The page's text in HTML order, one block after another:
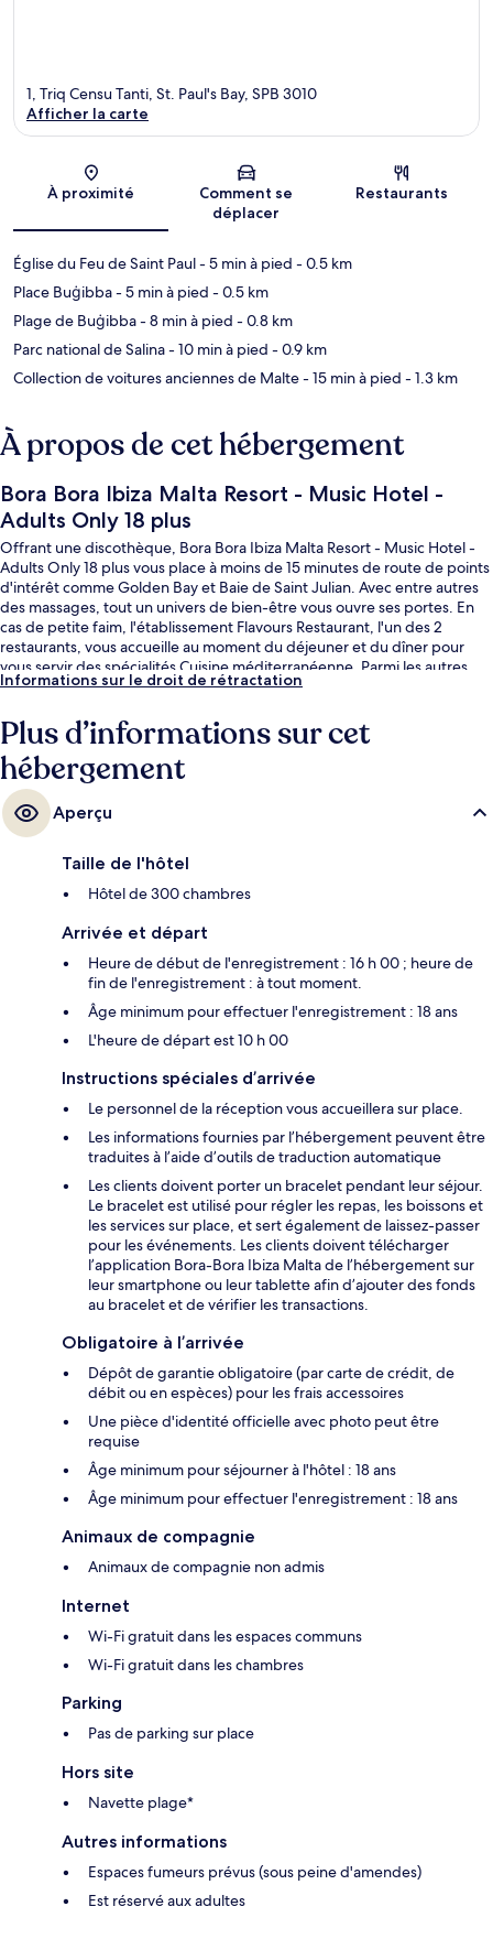
Carte
1, Triq Censu Tanti, St. Paul's Bay, SPB 3010
Afficher la carte
À proximité
Comment se
déplacer
Restaurants
Église du Feu de Saint Paul- 5 min à pied - 0.5 km
Place Buġibba- 5 min à pied - 0.5 km
Plage de Buġibba- 8 min à pied - 0.8 km
Parc national de Salina- 10 min à pied - 0.9 km
Collection de voitures anciennes de Malte- 15 min à pied - 1.3 km
À propos de cet hébergement
Bora Bora Ibiza Malta Resort - Music Hotel -
Adults Only 18 plus
Offrant une discothèque, Bora Bora Ibiza Malta Resort - Music Hotel -
Adults Only 18 plus vous place à moins de 15 minutes de route de points
d'intérêt comme Golden Bay et Baie de Saint Julian. Avec entre autres
des massages, tout un univers de bien-être vous ouvre ses portes. En
cas de petite faim, l'établissement Flavours Restaurant, l'un des 2
restaurants, vous accueille au moment du déjeuner et du dîner pour
vous servir des spécialités Cuisine méditerranéenne. Parmi les autres
petits avantages de cet hébergement figurent 2 bars de plage, une
Informations sur le droit de rétractation
Plus d’informations sur cet
hébergement
Aperçu
Taille de l'hôtel
Hôtel de 300 chambres
Arrivée et départ
Heure de début de l'enregistrement : 16 h 00 ; heure de
fin de l'enregistrement : à tout moment.
Âge minimum pour effectuer l'enregistrement : 18 ans
L'heure de départ est 10 h 00
Instructions spéciales d’arrivée
Le personnel de la réception vous accueillera sur place.
Les informations fournies par l’hébergement peuvent être
traduites à l’aide d’outils de traduction automatique
Les clients doivent porter un bracelet pendant leur séjour.
Le bracelet est utilisé pour régler les repas, les boissons et
les services sur place, et sert également de laissez-passer
pour les événements. Les clients doivent télécharger
l’application Bora-Bora Ibiza Malta de l’hébergement sur
leur smartphone ou leur tablette afin d’ajouter des fonds
au bracelet et de vérifier les transactions.
Obligatoire à l’arrivée
Dépôt de garantie obligatoire (par carte de crédit, de
débit ou en espèces) pour les frais accessoires
Une pièce d'identité officielle avec photo peut être
requise
Âge minimum pour séjourner à l'hôtel : 18 ans
Âge minimum pour effectuer l'enregistrement : 18 ans
Animaux de compagnie
Animaux de compagnie non admis
Internet
Wi-Fi gratuit dans les espaces communs
Wi-Fi gratuit dans les chambres
Parking
Pas de parking sur place
Hors site
Navette plage*
Autres informations
Espaces fumeurs prévus (sous peine d'amendes)
Est réservé aux adultes